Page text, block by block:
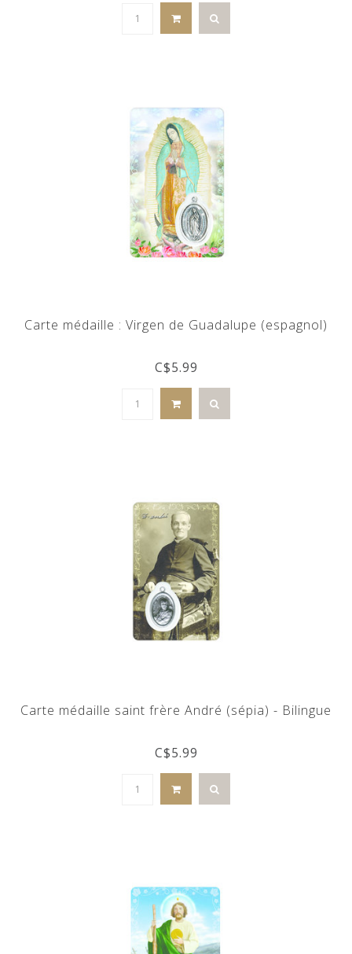
Carte médaille : Virgen de Guadalupe (espagnol)
C$5.99
Carte médaille saint frère André (sépia) - Bilingue
C$5.99